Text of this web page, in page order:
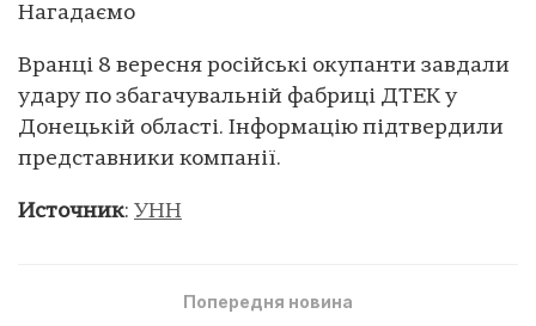
Нагадаємо
Вранці 8 вересня російські окупанти завдали
удару по збагачувальній фабриці ДТЕК у
Донецькій області. Інформацію підтвердили
представники компанії.
Источник: УНН
Попередня новина